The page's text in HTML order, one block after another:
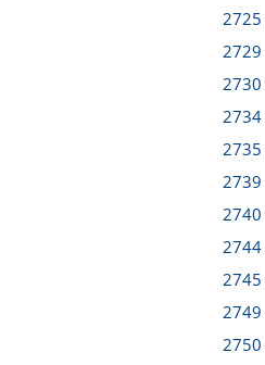
2725
2729
2730
2734
2735
2739
2740
2744
2745
2749
2750